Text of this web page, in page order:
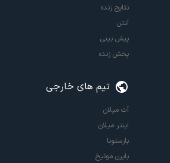
نتایج زنده
آنتن
پیش بینی
پخش زنده
تیم های خارجی
آث میلان
اینتر میلان
بارسلونا
بایرن مونیخ